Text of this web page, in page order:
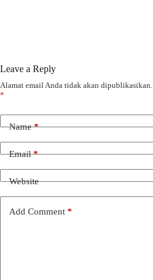
Leave a Reply
Alamat email Anda tidak akan dipublikasikan.
*
Name*
Email*
Website
Add Comment *